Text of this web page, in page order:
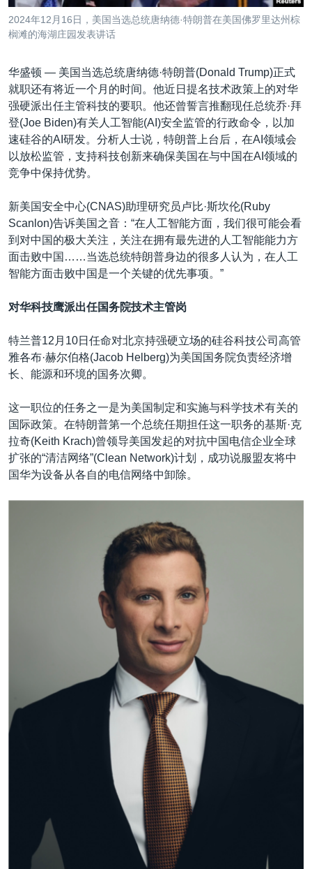
埃博拉疫情
美国之音专访
台海两岸关系
南中国海争端
关注西藏
关注新疆
其他语言网站
2024年12月16日，美国当选总统唐纳德·特朗普在美国佛罗里达州棕
榈滩的海湖庄园发表讲话
华盛顿 — 美国当选总统唐纳德·特朗普(Donald Trump)正式
就职还有将近一个月的时间。他近日提名技术政策上的对华
强硬派出任主管科技的要职。他还曾誓言推翻现任总统乔·拜
登(Joe Biden)有关人工智能(AI)安全监管的行政命令，以加
速硅谷的AI研发。分析人士说，特朗普上台后，在AI领域会
以放松监管，支持科技创新来确保美国在与中国在AI领域的
竞争中保持优势。
新美国安全中心(CNAS)助理研究员卢比·斯坎伦(Ruby
Scanlon)告诉美国之音：“在人工智能方面，我们很可能会看
到对中国的极大关注，关注在拥有最先进的人工智能能力方
面击败中国……当选总统特朗普身边的很多人认为，在人工
智能方面击败中国是一个关键的优先事项。”
对华科技鹰派出任国务院技术主管岗
特兰普12月10日任命对北京持强硬立场的硅谷科技公司高管
雅各布·赫尔伯格(Jacob Helberg)为美国国务院负责经济增
长、能源和环境的国务次卿。
这一职位的任务之一是为美国制定和实施与科学技术有关的
国际政策。在特朗普第一个总统任期担任这一职务的基斯·克
拉奇(Keith Krach)曾领导美国发起的对抗中国电信企业全球
扩张的“清洁网络”(Clean Network)计划，成功说服盟友将中
国华为设备从各自的电信网络中卸除。